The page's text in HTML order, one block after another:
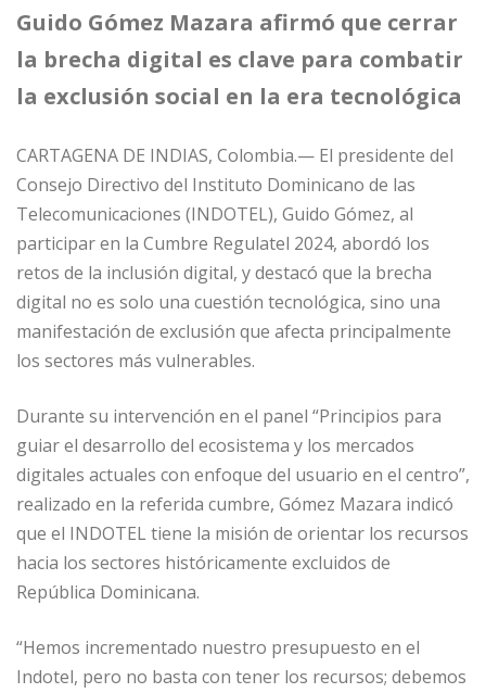
c
e
b
o
k
ai
l
k
e
dI
at
s
A
p
ss
e
n
e
r
m
p
ar
r
Guido Gómez Mazara afirmó que cerrar
la brecha digital es clave para combatir
la exclusión social en la era tecnológica
CARTAGENA DE INDIAS, Colombia.— El presidente del
Consejo Directivo del Instituto Dominicano de las
Telecomunicaciones (INDOTEL), Guido Gómez, al
participar en la Cumbre Regulatel 2024, abordó los
retos de la inclusión digital, y destacó que la brecha
digital no es solo una cuestión tecnológica, sino una
manifestación de exclusión que afecta principalmente
los sectores más vulnerables.
Durante su intervención en el panel “Principios para
guiar el desarrollo del ecosistema y los mercados
digitales actuales con enfoque del usuario en el centro”,
realizado en la referida cumbre, Gómez Mazara indicó
que el INDOTEL tiene la misión de orientar los recursos
hacia los sectores históricamente excluidos de
República Dominicana.
“Hemos incrementado nuestro presupuesto en el
Indotel, pero no basta con tener los recursos; debemos